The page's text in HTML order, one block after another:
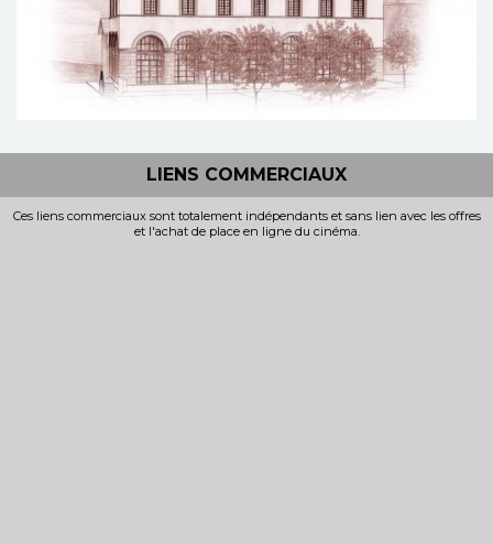
LIENS COMMERCIAUX
Ces liens commerciaux sont totalement indépendants et sans lien avec les offres
et l'achat de place en ligne du cinéma.